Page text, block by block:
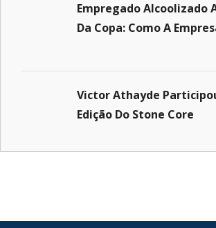
Empregado Alcoolizado
Da Copa: Como A
Victor Athayde
Edição Do Stone Core